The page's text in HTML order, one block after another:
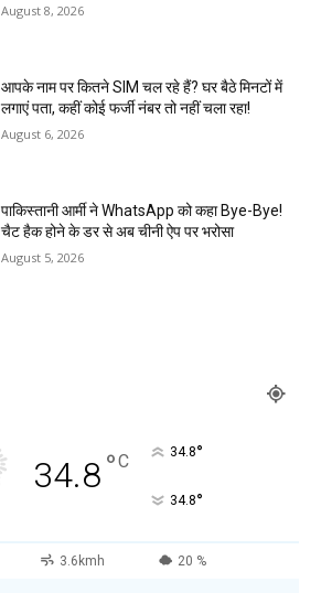
August 8, 2026
आपके नाम पर कितने SIM चल रहे हैं? घर बैठे मिनटों में
लगाएं पता, कहीं कोई फर्जी नंबर तो नहीं चला रहा!
August 6, 2026
पाकिस्तानी आर्मी ने WhatsApp को कहा Bye-Bye!
चैट हैक होने के डर से अब चीनी ऐप पर भरोसा
August 5, 2026
34.8°C 34.8°
34.8°
3.6kmh 20 %